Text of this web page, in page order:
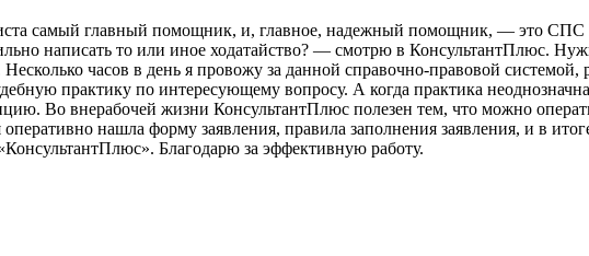
самый главный помощник, и, главное, надежный помощник, — это СПС
написать то или иное ходатайство? — смотрю в КонсультантПлюс.
часов в день я провожу за данной справочно-правовой
практику по интересующему вопросу. А когда практика
Во внерабочей жизни КонсультантПлюс полезен тем, что можно
нашла форму заявления, правила заполнения заявления, и в
Благодарю за эффективную работу.